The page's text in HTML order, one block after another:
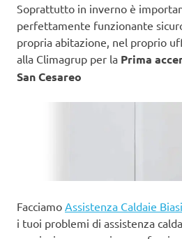
Soprattutto in inverno è
perfettamente funzionante
propria abitazione, nel proprio
alla Climagrup per la Prima
San Cesareo
Facciamo Assistenza Caldaie
i tuoi problemi di assistenza